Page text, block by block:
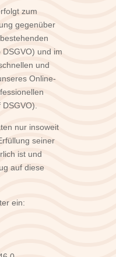
zum
gegenüber
und im
und
Online-
nur insoweit
seiner
ist und
auf diese
ein: